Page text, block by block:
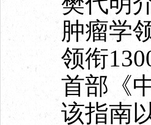
肿瘤学
领衔
首部《
该指南